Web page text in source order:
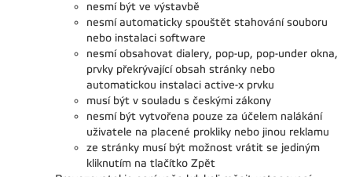
nesmí být ve výstavbě
nesmí automaticky spouštět stahování souboru
nebo instalaci software
nesmí obsahovat dialery, pop-up, pop-under okna,
prvky překrývající obsah stránky nebo
automatickou instalaci active-x prvku
musí být v souladu s českými zákony
nesmí být vytvořena pouze za účelem nalákání
uživatele na placené prokliky nebo jinou reklamu
ze stránky musí být možnost vrátit se jediným
kliknutím na tlačítko Zpět